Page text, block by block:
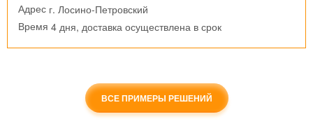
Адрес г. Лосино-Петровский
Время 4 дня, доставка осуществлена в срок
ВСЕ ПРИМЕРЫ РЕШЕНИЙ